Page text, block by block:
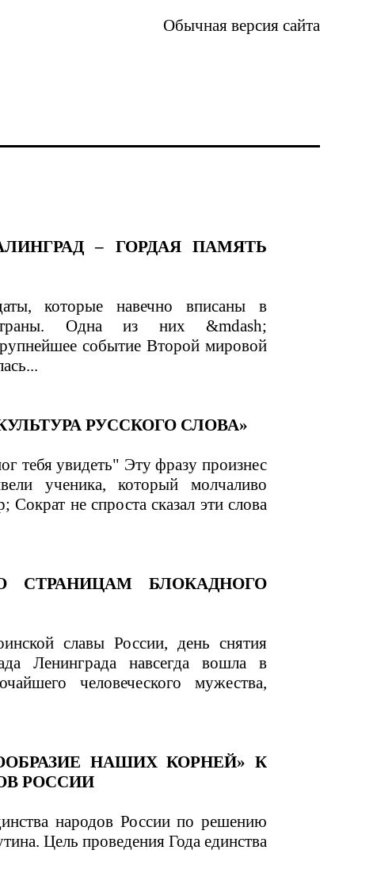
Обычная версия сайта
– ГОРДАЯ ПАМЯТЬ
которые навечно вписаны в
Одна из них &mdash;
событие Второй мировой
РУССКОГО СЛОВА»
тебя увидеть" Эту фразу произнес
ученика, который молчаливо
не спроста сказал эти слова
СТРАНИЦАМ БЛОКАДНОГО
славы России, день снятия
Ленинграда навсегда вошла в
человеческого мужества,
НАШИХ КОРНЕЙ» К
РОССИИ
народов России по решению
Цель проведения Года единства